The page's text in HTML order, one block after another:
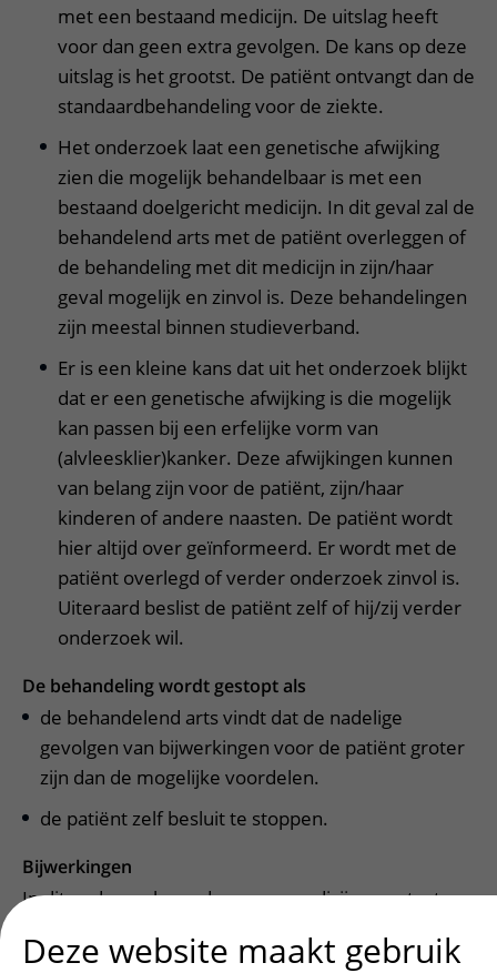
met een bestaand medicijn. De uitslag heeft
voor dan geen extra gevolgen. De kans op deze
uitslag is het grootst. De patiënt ontvangt dan de
standaardbehandeling voor de ziekte.
Het onderzoek laat een genetische afwijking
zien die mogelijk behandelbaar is met een
bestaand doelgericht medicijn. In dit geval zal de
behandelend arts met de patiënt overleggen of
de behandeling met dit medicijn in zijn/haar
geval mogelijk en zinvol is. Deze behandelingen
zijn meestal binnen studieverband.
Er is een kleine kans dat uit het onderzoek blijkt
dat er een genetische afwijking is die mogelijk
kan passen bij een erfelijke vorm van
(alvleesklier)kanker. Deze afwijkingen kunnen
van belang zijn voor de patiënt, zijn/haar
kinderen of andere naasten. De patiënt wordt
hier altijd over geïnformeerd. Er wordt met de
patiënt overlegd of verder onderzoek zinvol is.
Uiteraard beslist de patiënt zelf of hij/zij verder
onderzoek wil.
De behandeling wordt gestopt als
de behandelend arts vindt dat de nadelige
gevolgen van bijwerkingen voor de patiënt groter
zijn dan de mogelijke voordelen.
de patiënt zelf besluit te stoppen.
Bijwerkingen
In dit onderzoek worden geen medicijnen getest,
Deze website maakt gebruik